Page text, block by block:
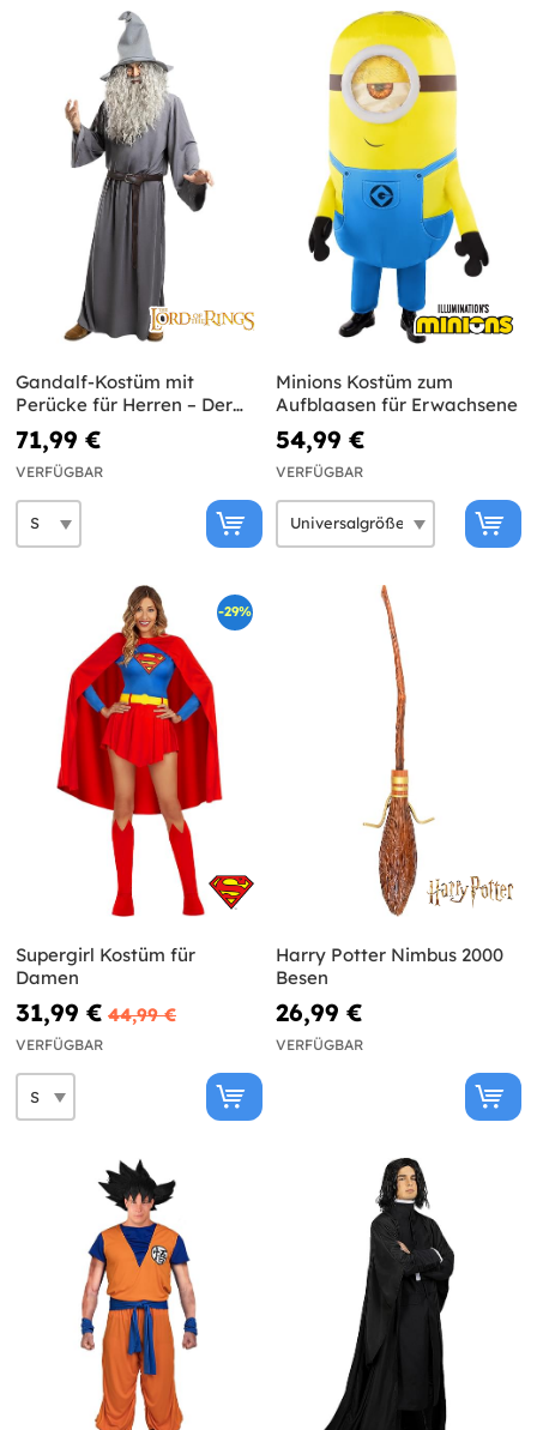
Gandalf-Kostüm mit
Perücke für Herren – Der
Herr der Ringe
71,99 €
VERFÜGBAR
Minions Kostüm zum
Aufblaasen für Erwachsene
54,99 €
VERFÜGBAR
-29%
Supergirl Kostüm für
Damen
31,99 € 44,99 €
VERFÜGBAR
Harry Potter Nimbus 2000
Besen
26,99 €
VERFÜGBAR